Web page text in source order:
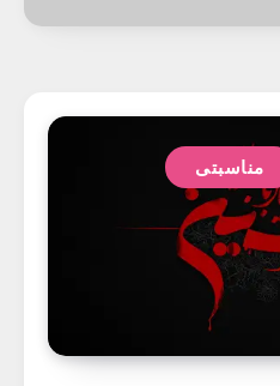
مناسبتی